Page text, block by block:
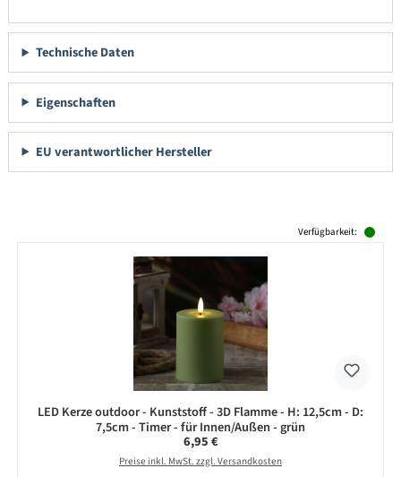
Technische Daten
Eigenschaften
EU verantwortlicher Hersteller
Verfügbarkeit:
LED Kerze outdoor - Kunststoff - 3D Flamme - H: 12,5cm - D:
7,5cm - Timer - für Innen/Außen - grün
Regulärer Preis:
6,95 €
Preise inkl. MwSt. zzgl. Versandkosten